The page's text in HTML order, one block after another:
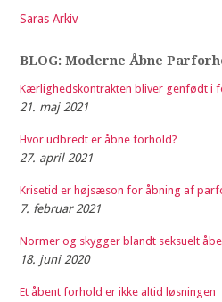
Saras Arkiv
BLOG: Moderne Åbne
Kærlighedskontrakten bliver genfødt i
21. maj 2021
Hvor udbredt er åbne forhold?
27. april 2021
Krisetid er højsæson for åbning af
7. februar 2021
Normer og skygger blandt seksuelt
18. juni 2020
Et åbent forhold er ikke altid løsningen